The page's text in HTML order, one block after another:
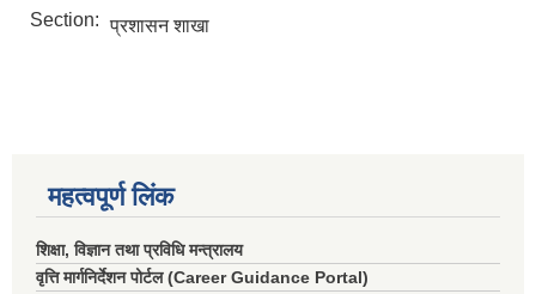
Section: प्रशासन शाखा
महत्वपूर्ण लिंक
शिक्षा, विज्ञान तथा प्रविधि मन्त्रालय
वृत्ति मार्गनिर्देशन पोर्टल (Career Guidance Portal)